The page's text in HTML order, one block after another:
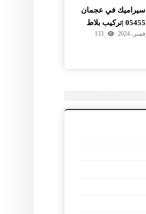
سيراميك في عجمان
133